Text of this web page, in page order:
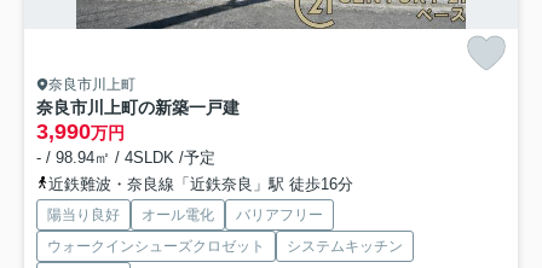
奈良市川上町
奈良市川上町の新築一戸建
3,990万円
- / 98.94㎡ / 4SLDK /予定
近鉄難波・奈良線「近鉄奈良」駅 徒歩16分
陽当り良好 オール電化
バリアフリー
ウォークインシューズクロゼット
システムキッチン